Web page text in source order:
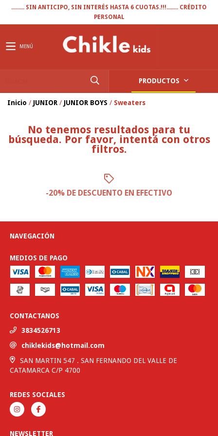
......... SIN ANTICIPO, SIN INTERÉS HASTA 6 CUOTAS.!!!........ CRÉDITO
PERSONAL
MENÚ
PRODUCTOS
Inicio / JUNIOR / JUNIOR BOYS / Sweaters
No tenemos resultados para tu
búsqueda. Por favor, intentá con otros
filtros.
-20% DE DESCUENTO EN EFECTIVO
NAVEGACIÓN
MEDIOS DE PAGO
CONTACTANOS
3834526713
chiklekids@hotmail.com
SAN MARTIN 547 . SAN FERNANDO DEL VALLE DE
CATAMARCA C/P 4700
REDES SOCIALES
NEWSLETTER